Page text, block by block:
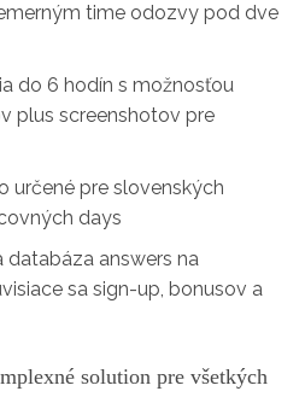
time odozvy pod dve
do 6 hodín s možnosťou
plus screenshotov pre
určené pre slovenských
days
databáza answers na
sa sign-up, bonusov a
solution pre všetkých